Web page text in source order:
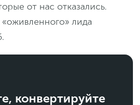
от нас отказались.
лида
конвертируйте